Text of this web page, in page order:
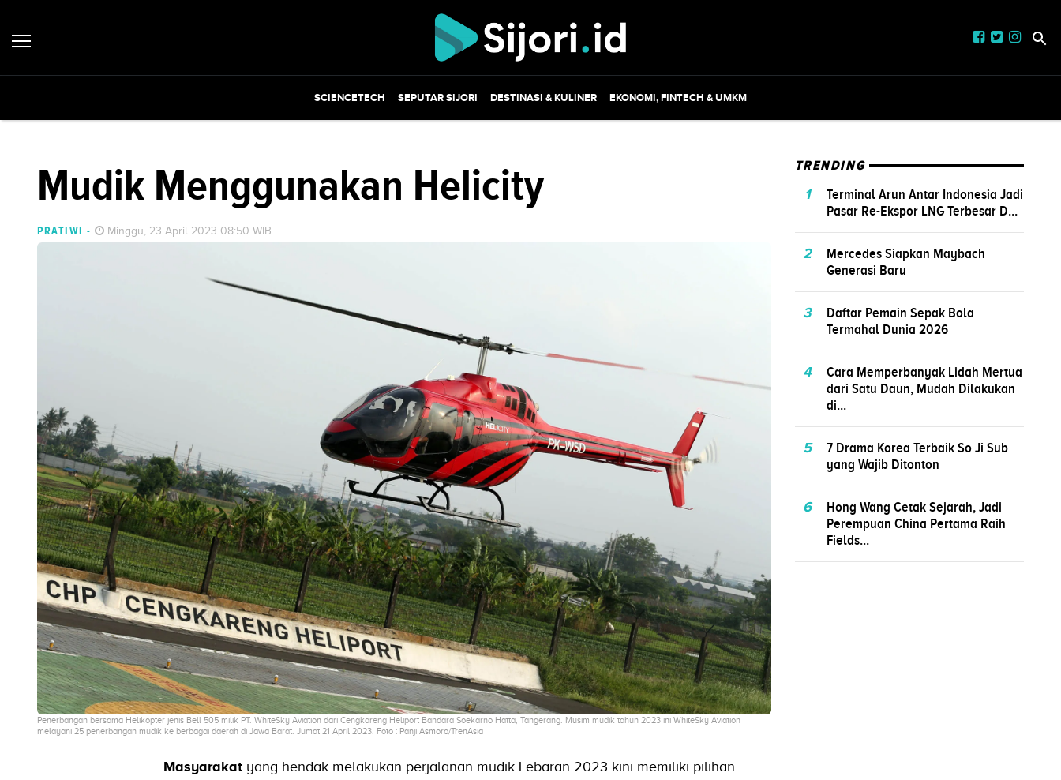
SCIENCETECH SEPUTAR SIJORI DESTINASI & KULINER EKONOMI, FINTECH & UMKM
Mudik Menggunakan Helicity
PRATIWI - Minggu, 23 April 2023 08:50 WIB
Penerbangan bersama Helikopter jenis Bell 505 milik PT. WhiteSky Aviation dari Cengkareng Heliport Bandara Soekarno Hatta, Tangerang. Musim mudik tahun 2023 ini WhiteSky Aviation
melayani 25 penerbangan mudik ke berbagai daerah di Jawa Barat. Jumat 21 April 2023. Foto : Panji Asmoro/TrenAsia
Masyarakatyang hendak melakukan perjalanan mudik Lebaran 2023 kini memiliki pilihan
TRENDING
1
Terminal Arun Antar Indonesia Jadi
Pasar Re-Ekspor LNG Terbesar D...
2
Mercedes Siapkan Maybach
Generasi Baru
3
Daftar Pemain Sepak Bola
Termahal Dunia 2026
4
Cara Memperbanyak Lidah Mertua
dari Satu Daun, Mudah Dilakukan
di...
5
7 Drama Korea Terbaik So Ji Sub
yang Wajib Ditonton
6
Hong Wang Cetak Sejarah, Jadi
Perempuan China Pertama Raih
Fields...